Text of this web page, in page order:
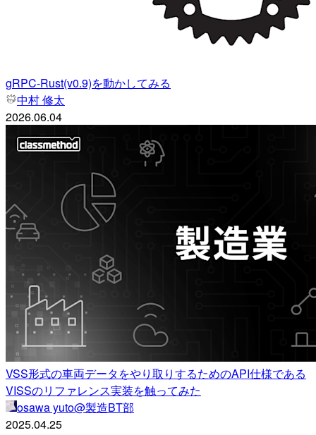
gRPC-Rust(v0.9)を動かしてみる
中村 修太
2026.06.04
VSS形式の車両データをやり取りするためのAPI仕様である
VISSのリファレンス実装を触ってみた
osawa yuto@製造BT部
2025.04.25